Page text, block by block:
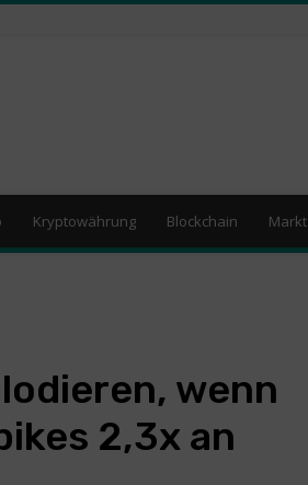
Kryptowährung Blockchain Markt
wenn
2,3x an